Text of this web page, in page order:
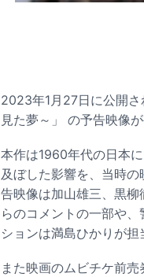
2023年1月27日に公開
見た夢～」 の予告映像が
本作は1960年代の日本
及ぼした影響を、当時
告映像は加山雄三、黒柳
らのコメントの一部や
ションは満島ひかりが担
また映画のムビチケ前